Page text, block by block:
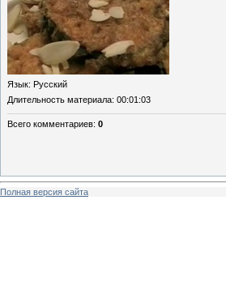
Язык: Русский
Длительность материала: 00:01:03
Всего комментариев: 0
Полная версия сайта